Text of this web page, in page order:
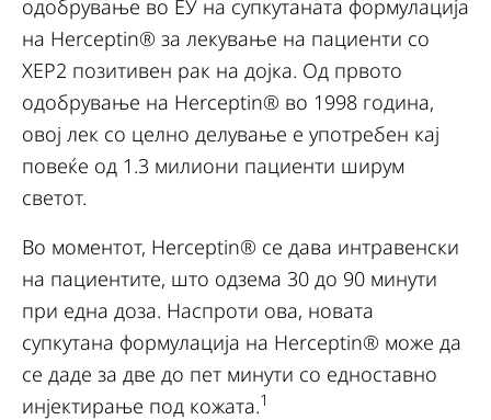
одобрување во ЕУ на супкутаната формулација
на Herceptin® за лекување на пациенти со
ХЕР2 позитивен рак на дојка. Од првото
одобрување на Herceptin® во 1998 година,
овој лек со целно делување е употребен кај
повеќе од 1.3 милиони пациенти ширум
светот.
Во моментот, Herceptin® се дава интравенски
на пациентите, што одзема 30 до 90 минути
при една доза. Наспроти ова, новата
супкутана формулација на Herceptin® може да
се даде за две до пет минути со едноставно
инјектирање под кожата.1